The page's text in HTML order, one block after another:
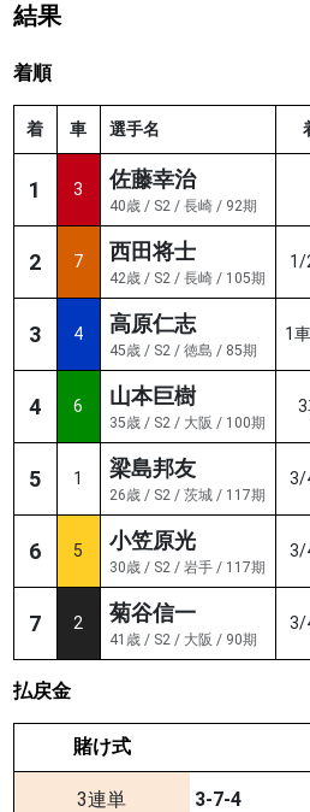
結果
着順
着 車 選手名
1 3 佐藤幸治
40歳 / S2 / 長崎 / 92期
2 7 西田将士
42歳 / S2 / 長崎 / 105期
1/
3 4 高原仁志
45歳 / S2 / 徳島 / 85期
1
4 6 山本巨樹
35歳 / S2 / 大阪 / 100期
5 1 梁島邦友
26歳 / S2 / 茨城 / 117期
3/
6 5 小笠原光
30歳 / S2 / 岩手 / 117期
3/
7 2 菊谷信一
41歳 / S2 / 大阪 / 90期
3/
払戻金
賭け式
3連単 3-7-4